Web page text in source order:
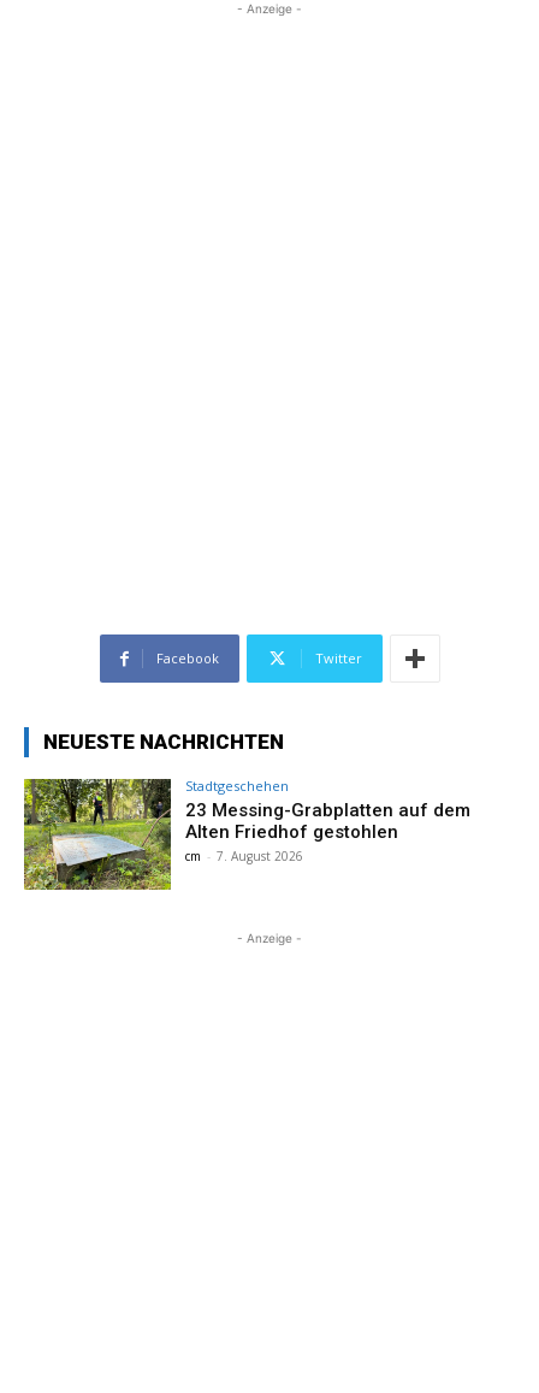
- Anzeige -
Facebook Twitter
NEUESTE NACHRICHTEN
Stadtgeschehen
23 Messing-Grabplatten auf dem
Alten Friedhof gestohlen
cm - 7. August 2026
- Anzeige -